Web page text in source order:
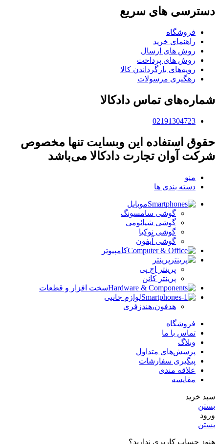
دسترسی های سریع
فروشگاه
راهنمای خرید
روش های ارسال
روش های پرداخت
رویه‌های بازگرداندن کالا
رهگیری مرسولات
شماره‌های تماس دادکالا
02191304723
حقوق استفاده این وبسایت تنها مخصوص
شرکت آوان تجارت دادکالا می‌باشد
منو
دسته بندی ها
موبایل
گوشی سامسونگ
گوشی شیائومی
گوشی نوکیا
گوشی آیفون
کامپیوتر
پرینتر
پرینتر اچ پی
پرینتر کانن
سخت افزار و قطعات
لوازم جانبی
هدفون،هندزفری
فروشگاه
تماس با ما
وبلاگ
پرسش‌های متداول
پیگیری سفارشات
علاقه مندی
مقایسه
سبد خرید
بستن
ورود
بستن
هنوز حساب کاربری ندارید؟